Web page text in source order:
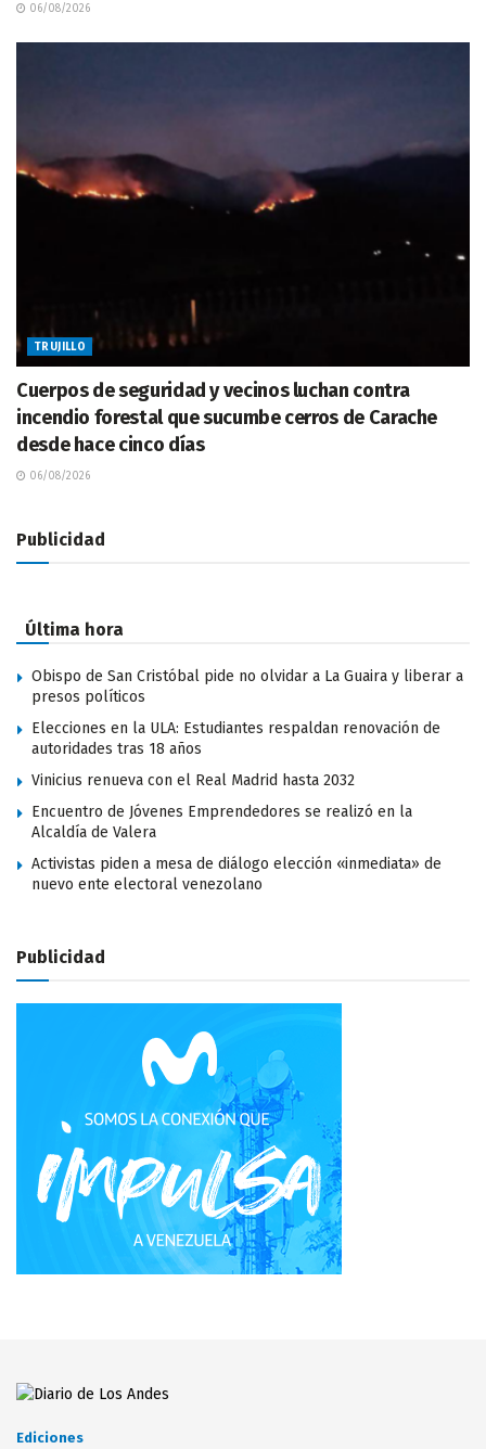
06/08/2026
TRUJILLO
Cuerpos de seguridad y vecinos luchan contra
incendio forestal que sucumbe cerros de Carache
desde hace cinco días
06/08/2026
Publicidad
Última hora
Obispo de San Cristóbal pide no olvidar a La Guaira y liberar a
presos políticos
Elecciones en la ULA: Estudiantes respaldan renovación de
autoridades tras 18 años
Vinicius renueva con el Real Madrid hasta 2032
Encuentro de Jóvenes Emprendedores se realizó en la
Alcaldía de Valera
Activistas piden a mesa de diálogo elección «inmediata» de
nuevo ente electoral venezolano
Publicidad
Ediciones